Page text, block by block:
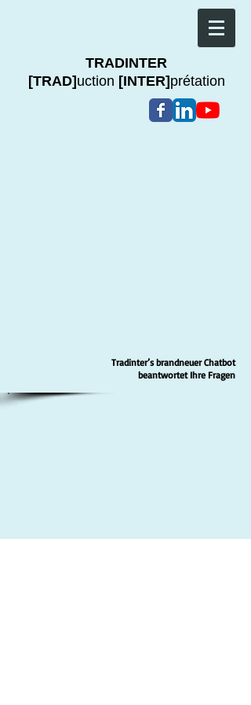
TRADINTER
[TRAD] uction [INTER] prétation
Tradinter’s brandneuer Chatbot
beantwortet Ihre Fragen